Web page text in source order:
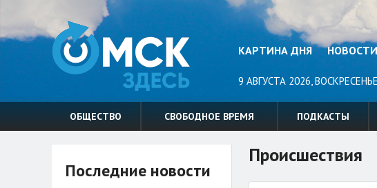
КАРТИНА ДНЯ
9 АВГУСТА 2026,
ОБЩЕСТВО СВОБОДНОЕ ВРЕМЯ ПОДКАСТЫ
Происшествия
Последние новости